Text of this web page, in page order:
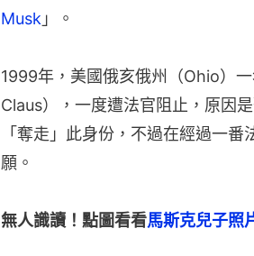
Musk 」。
1999年，美國俄亥俄州（Ohio）
Claus），一度遭法官阻止，原因
「奪走」此身份，不過在經過一
願。
無人識讀！點圖看看馬斯克兒子照